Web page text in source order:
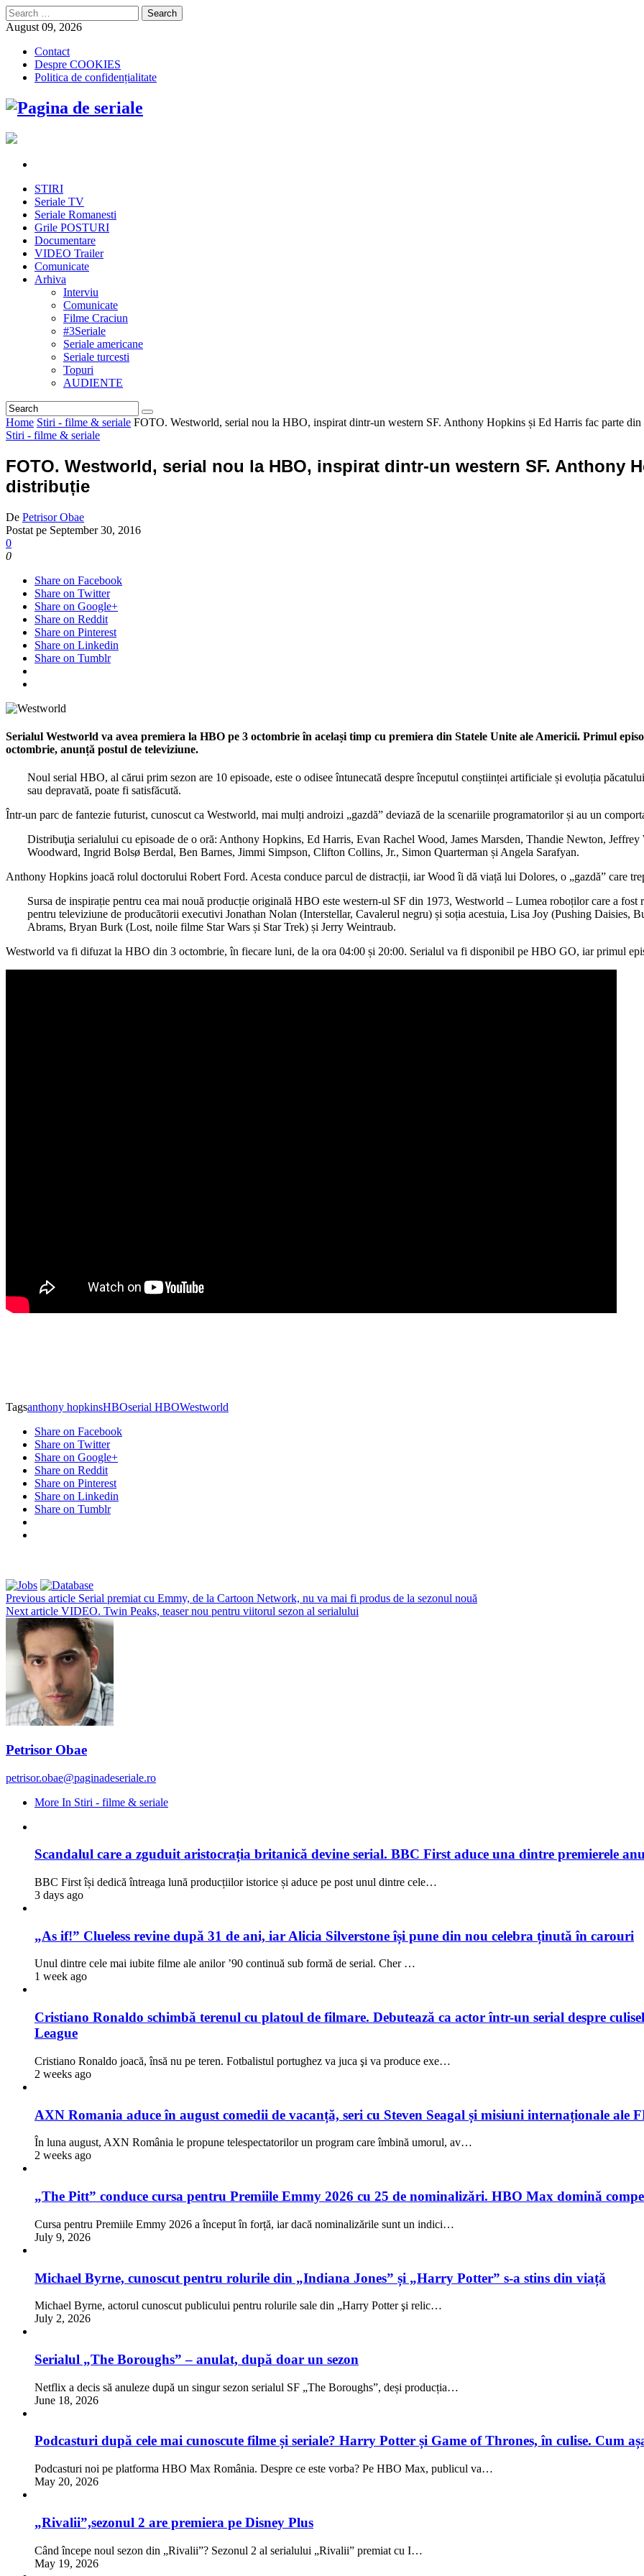
Search
for:
August 09, 2026
Contact
Despre COOKIES
Politica de confidențialitate
STIRI
Seriale TV
Seriale Romanesti
Grile POSTURI
Documentare
VIDEO Trailer
Comunicate
Arhiva
Interviu
Comunicate
Filme Craciun
#3Seriale
Seriale americane
Seriale turcesti
Topuri
AUDIENTE
Home Stiri - filme & seriale FOTO. Westworld, serial nou la HBO, inspirat dintr-un western SF. Anthony Hopkins și Ed Harris fac parte din
Stiri - filme & seriale
FOTO. Westworld, serial nou la HBO, inspirat dintr-un western SF. Anthony
distribuție
De Petrisor Obae
Postat pe September 30, 2016
0
0
Share on Facebook
Share on Twitter
Share on Google+
Share on Reddit
Share on Pinterest
Share on Linkedin
Share on Tumblr
Serialul Westworld va avea premiera la HBO pe 3 octombrie în același timp cu premiera din Statele Unite ale Americii. Primul
octombrie, anunță postul de televiziune.
Noul serial HBO, al cărui prim sezon are 10 episoade, este o odisee întunecată despre începutul conștiinței artificiale și evoluția
sau depravată, poate fi satisfăcută.
Într-un parc de fantezie futurist, cunoscut ca Westworld, mai mulți androizi „gazdă” deviază de la scenariile programatorilor și au un
Distribuţia serialului cu episoade de o oră: Anthony Hopkins, Ed Harris, Evan Rachel Wood, James Marsden, Thandie Newton,
Woodward, Ingrid Bolsø Berdal, Ben Barnes, Jimmi Simpson, Clifton Collins, Jr., Simon Quarterman și Angela Sarafyan.
Anthony Hopkins joacă rolul doctorului Robert Ford. Acesta conduce parcul de distracții, iar Wood îi dă viață lui Dolores, o „gazdă” care
Sursa de inspirație pentru cea mai nouă producție originală HBO este western-ul SF din 1973, Westworld – Lumea roboților care a
pentru televiziune de producătorii executivi Jonathan Nolan (Interstellar, Cavalerul negru) și soția acestuia, Lisa Joy (Pushing Daisies,
Abrams, Bryan Burk (Lost, noile filme Star Wars și Star Trek) și Jerry Weintraub.
Westworld va fi difuzat la HBO din 3 octombrie, în fiecare luni, de la ora 04:00 și 20:00. Serialul va fi disponibil pe HBO GO, iar primul
Tagsanthony hopkinsHBOserial HBOWestworld
Share on Facebook
Share on Twitter
Share on Google+
Share on Reddit
Share on Pinterest
Share on Linkedin
Share on Tumblr
Previous article Serial premiat cu Emmy, de la Cartoon Network, nu va mai fi produs de la sezonul nouă
Next article VIDEO. Twin Peaks, teaser nou pentru viitorul sezon al serialului
Petrisor Obae
petrisor.obae@paginadeseriale.ro
More In Stiri - filme & seriale
Scandalul care a zguduit aristocrația britanică devine serial. BBC First aduce una dintre premierele
BBC First își dedică întreaga lună producțiilor istorice și aduce pe post unul dintre cele…
3 days ago
„As if!” Clueless revine după 31 de ani, iar Alicia Silverstone își pune din nou celebra ținută în carouri
Unul dintre cele mai iubite filme ale anilor ’90 continuă sub formă de serial. Cher …
1 week ago
Cristiano Ronaldo schimbă terenul cu platoul de filmare. Debutează ca actor într-un serial despre
League
Cristiano Ronaldo joacă, însă nu pe teren. Fotbalistul portughez va juca şi va produce exe…
2 weeks ago
AXN Romania aduce în august comedii de vacanță, seri cu Steven Seagal și misiuni internaționale ale
În luna august, AXN România le propune telespectatorilor un program care îmbină umorul, av…
2 weeks ago
„The Pitt” conduce cursa pentru Premiile Emmy 2026 cu 25 de nominalizări. HBO Max domină
Cursa pentru Premiile Emmy 2026 a început în forță, iar dacă nominalizările sunt un indici…
July 9, 2026
Michael Byrne, cunoscut pentru rolurile din „Indiana Jones” și „Harry Potter” s-a stins din viață
Michael Byrne, actorul cunoscut publicului pentru rolurile sale din „Harry Potter şi relic…
July 2, 2026
Serialul „The Boroughs” – anulat, după doar un sezon
Netflix a decis să anuleze după un singur sezon serialul SF „The Boroughs”, deși producția…
June 18, 2026
Podcasturi după cele mai cunoscute filme și seriale? Harry Potter și Game of Thrones, în culise. Cum
Podcasturi noi pe platforma HBO Max România. Despre ce este vorba? Pe HBO Max, publicul va…
May 20, 2026
„Rivalii”,sezonul 2 are premiera pe Disney Plus
Când începe noul sezon din „Rivalii”? Sezonul 2 al serialului „Rivalii” premiat cu I…
May 19, 2026